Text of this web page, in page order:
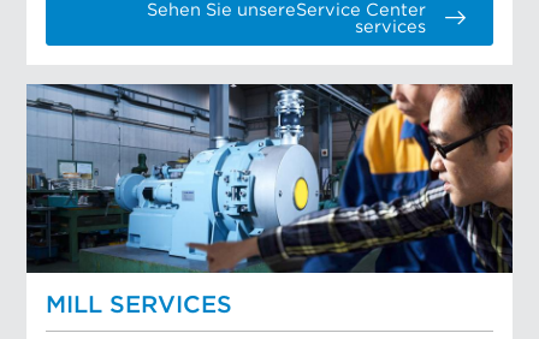
Sehen Sie unsereService Center
services
MILL SERVICES